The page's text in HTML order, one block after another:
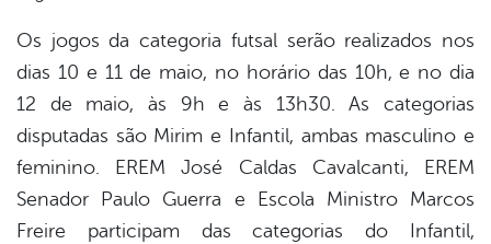
Os jogos da categoria futsal serão realizados nos
dias 10 e 11 de maio, no horário das 10h, e no dia
12 de maio, às 9h e às 13h30. As categorias
disputadas são Mirim e Infantil, ambas masculino e
feminino. EREM José Caldas Cavalcanti, EREM
Senador Paulo Guerra e Escola Ministro Marcos
Freire participam das categorias do Infantil,